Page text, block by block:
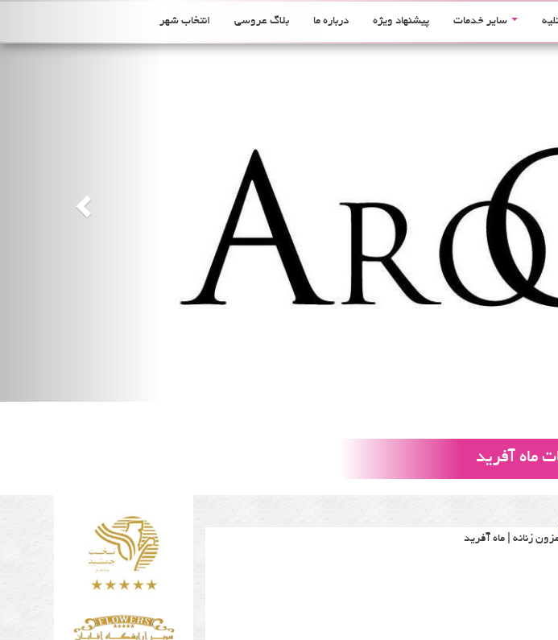
سایر خدمات پیشنهاد ویژه درباره ما بلاگ عروسی انتخاب شهر
ماه آفرید